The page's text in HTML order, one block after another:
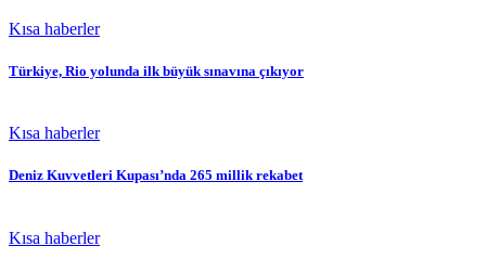
Kısa haberler
Türkiye, Rio yolunda ilk büyük sınavına çıkıyor
Kısa haberler
Deniz Kuvvetleri Kupası’nda 265 millik rekabet
Kısa haberler